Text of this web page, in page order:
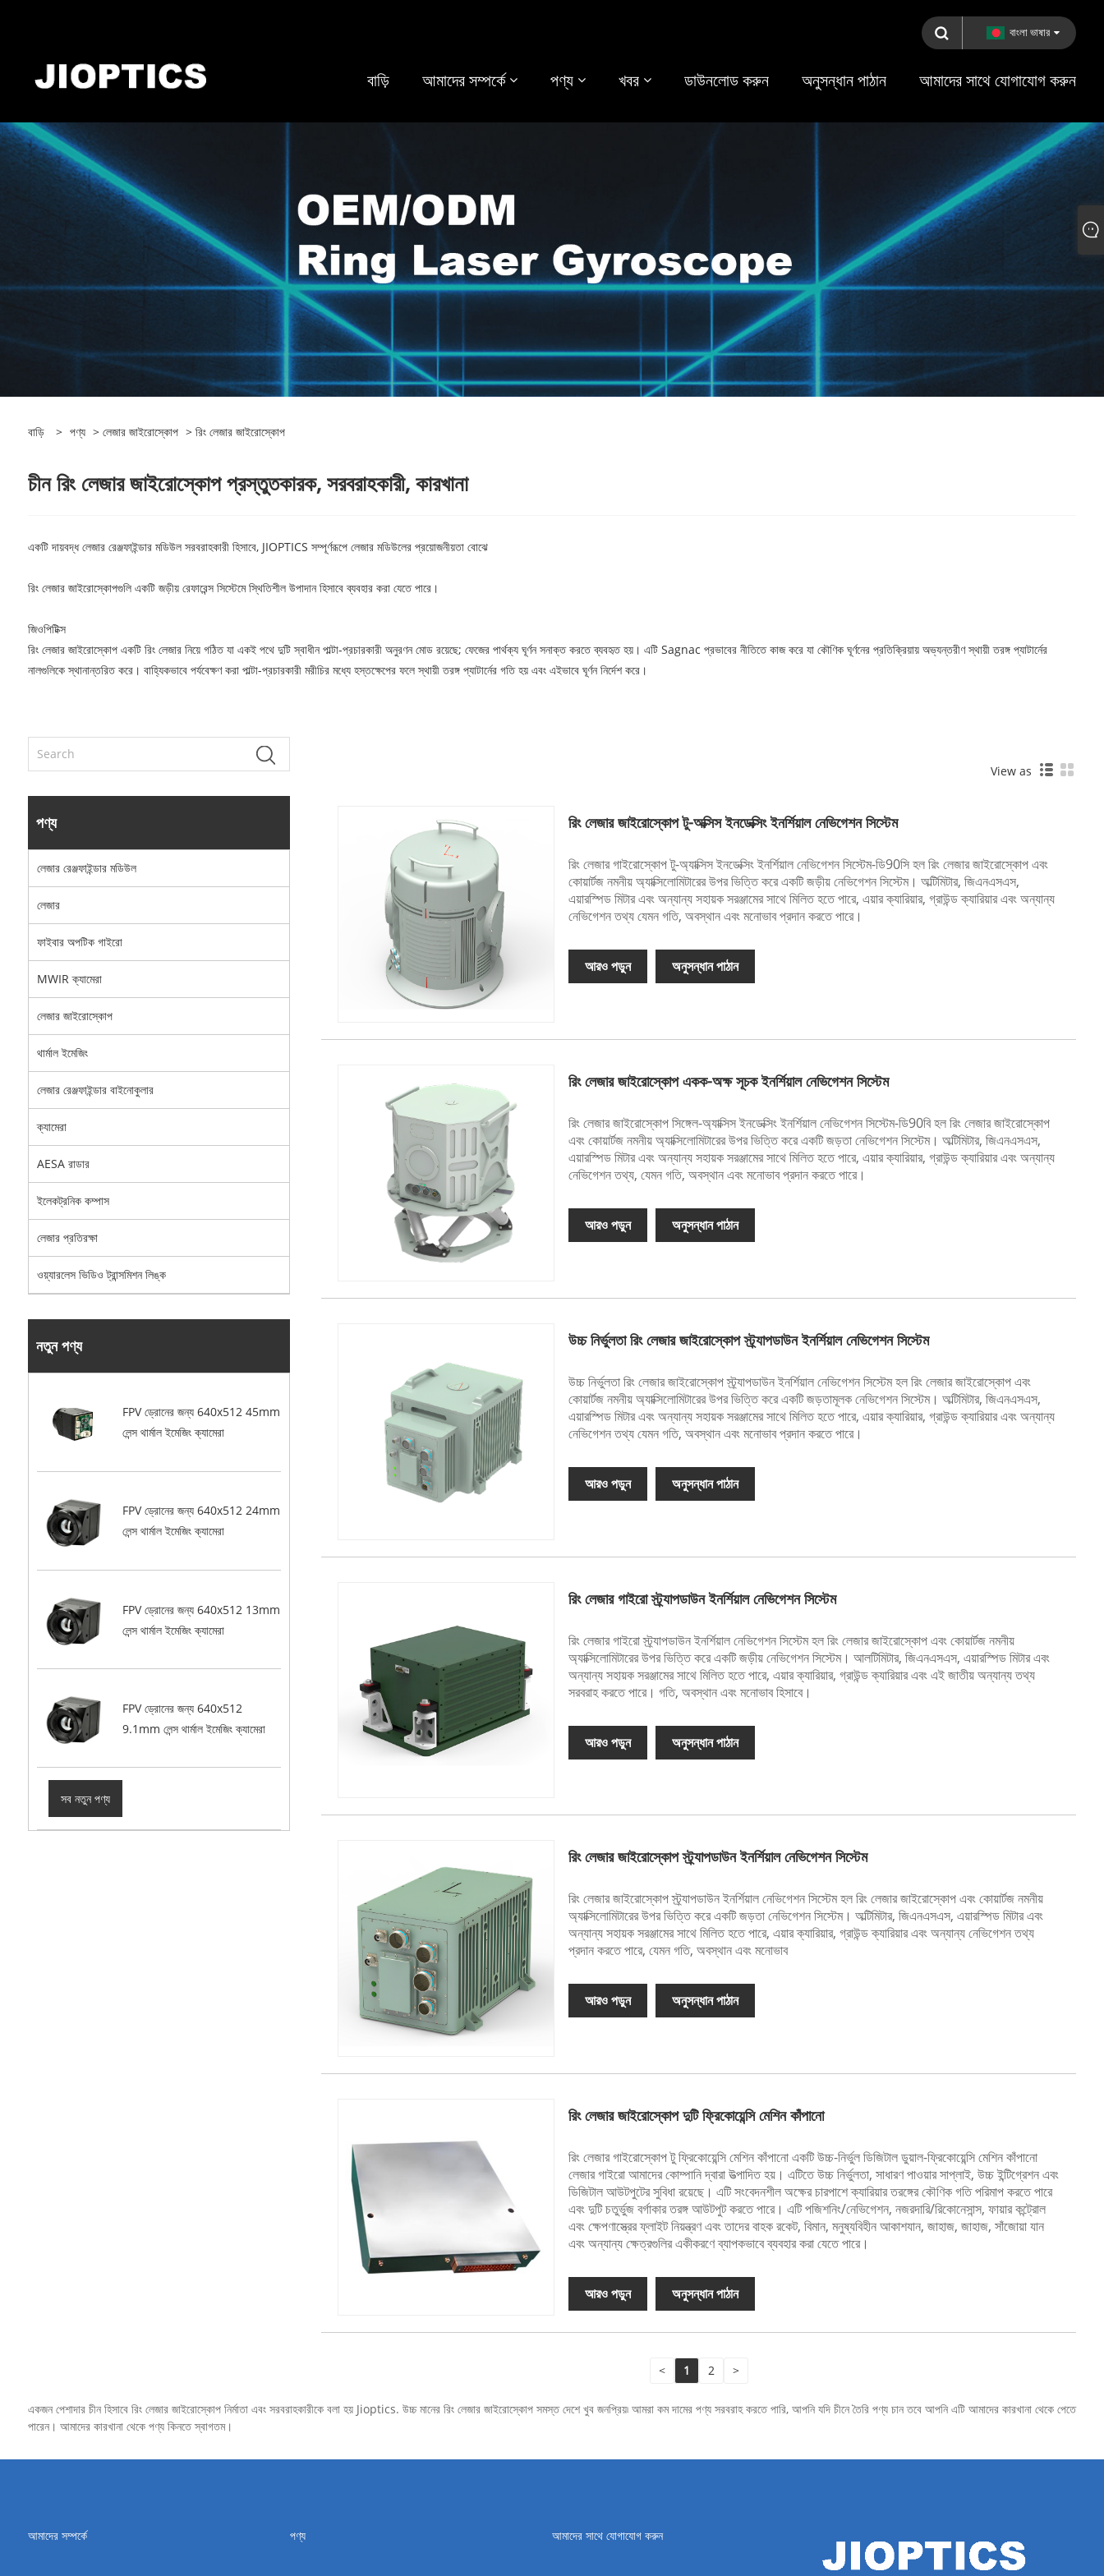
বাংলা ভাষার
বাড়ি আমাদের সম্পর্কে পণ্য খবর ডাউনলোড করুন অনুসন্ধান পাঠান আমাদের সাথে যোগাযোগ করুন
বাড়ি > পণ্য > লেজার জাইরোস্কোপ > রিং লেজার জাইরোস্কোপ
চীন রিং লেজার জাইরোস্কোপ প্রস্তুতকারক, সরবরাহকারী, কারখানা
একটি দায়বদ্ধ লেজার রেঞ্জফাইন্ডার মডিউল সরবরাহকারী হিসাবে, JIOPTICS সম্পূর্ণরূপে লেজার মডিউলের প্রয়োজনীয়তা বোঝে
রিং লেজার জাইরোস্কোপগুলি একটি জড়ীয় রেফারেন্স সিস্টেমে স্থিতিশীল উপাদান হিসাবে ব্যবহার করা যেতে পারে।
জিওপিটিক্স
রিং লেজার জাইরোস্কোপ একটি রিং লেজার নিয়ে গঠিত যা একই পথে দুটি স্বাধীন পাল্টা-প্রচারকারী অনুরণন মোড রয়েছে; ফেজের পার্থক্য ঘূর্ণন সনাক্ত করতে ব্যবহৃত হয়। এটি Sagnac প্রভাবের নীতিতে কাজ করে যা কৌণিক ঘূর্ণনের প্রতিক্রিয়ায় অভ্যন্তরীণ স্থায়ী তরঙ্গ প্যাটার্নের
নালগুলিকে স্থানান্তরিত করে। বাহ্যিকভাবে পর্যবেক্ষণ করা পাল্টা-প্রচারকারী মরীচির মধ্যে হস্তক্ষেপের ফলে স্থায়ী তরঙ্গ প্যাটার্নের গতি হয় এবং এইভাবে ঘূর্ণন নির্দেশ করে।
পণ্য
লেজার রেঞ্জফাইন্ডার মডিউল
লেজার
ফাইবার অপটিক গাইরো
MWIR ক্যামেরা
লেজার জাইরোস্কোপ
থার্মাল ইমেজিং
লেজার রেঞ্জফাইন্ডার বাইনোকুলার
ক্যামেরা
AESA রাডার
ইলেকট্রনিক কম্পাস
লেজার প্রতিরক্ষা
ওয়্যারলেস ভিডিও ট্রান্সমিশন লিঙ্ক
নতুন পণ্য
FPV ড্রোনের জন্য 640x512 45mm
লেন্স থার্মাল ইমেজিং ক্যামেরা
FPV ড্রোনের জন্য 640x512 24mm
লেন্স থার্মাল ইমেজিং ক্যামেরা
FPV ড্রোনের জন্য 640x512 13mm
লেন্স থার্মাল ইমেজিং ক্যামেরা
FPV ড্রোনের জন্য 640x512
9.1mm লেন্স থার্মাল ইমেজিং ক্যামেরা
সব নতুন পণ্য
View as
রিং লেজার জাইরোস্কোপ টু-অক্সিস ইনডেক্সিং ইনর্শিয়াল নেভিগেশন সিস্টেম
রিং লেজার গাইরোস্কোপ টু-অ্যাক্সিস ইনডেক্সিং ইনর্শিয়াল নেভিগেশন সিস্টেম-ডি90সি হল রিং লেজার জাইরোস্কোপ এবং
কোয়ার্টজ নমনীয় অ্যাক্সিলোমিটারের উপর ভিত্তি করে একটি জড়ীয় নেভিগেশন সিস্টেম। অল্টিমিটার, জিএনএসএস,
এয়ারস্পিড মিটার এবং অন্যান্য সহায়ক সরঞ্জামের সাথে মিলিত হতে পারে, এয়ার ক্যারিয়ার, গ্রাউন্ড ক্যারিয়ার এবং অন্যান্য
নেভিগেশন তথ্য যেমন গতি, অবস্থান এবং মনোভাব প্রদান করতে পারে।
আরও পড়ুন অনুসন্ধান পাঠান
রিং লেজার জাইরোস্কোপ একক-অক্ষ সূচক ইনর্শিয়াল নেভিগেশন সিস্টেম
রিং লেজার জাইরোস্কোপ সিঙ্গেল-অ্যাক্সিস ইনডেক্সিং ইনর্শিয়াল নেভিগেশন সিস্টেম-ডি90বি হল রিং লেজার জাইরোস্কোপ
এবং কোয়ার্টজ নমনীয় অ্যাক্সিলোমিটারের উপর ভিত্তি করে একটি জড়তা নেভিগেশন সিস্টেম। অল্টিমিটার, জিএনএসএস,
এয়ারস্পিড মিটার এবং অন্যান্য সহায়ক সরঞ্জামের সাথে মিলিত হতে পারে, এয়ার ক্যারিয়ার, গ্রাউন্ড ক্যারিয়ার এবং অন্যান্য
নেভিগেশন তথ্য, যেমন গতি, অবস্থান এবং মনোভাব প্রদান করতে পারে।
আরও পড়ুন অনুসন্ধান পাঠান
উচ্চ নির্ভুলতা রিং লেজার জাইরোস্কোপ স্ট্র্যাপডাউন ইনর্শিয়াল নেভিগেশন সিস্টেম
উচ্চ নির্ভুলতা রিং লেজার জাইরোস্কোপ স্ট্র্যাপডাউন ইনর্শিয়াল নেভিগেশন সিস্টেম হল রিং লেজার জাইরোস্কোপ এবং
কোয়ার্টজ নমনীয় অ্যাক্সিলোমিটারের উপর ভিত্তি করে একটি জড়তামূলক নেভিগেশন সিস্টেম। অল্টিমিটার, জিএনএসএস,
এয়ারস্পিড মিটার এবং অন্যান্য সহায়ক সরঞ্জামের সাথে মিলিত হতে পারে, এয়ার ক্যারিয়ার, গ্রাউন্ড ক্যারিয়ার এবং অন্যান্য
নেভিগেশন তথ্য যেমন গতি, অবস্থান এবং মনোভাব প্রদান করতে পারে।
আরও পড়ুন অনুসন্ধান পাঠান
রিং লেজার গাইরো স্ট্র্যাপডাউন ইনর্শিয়াল নেভিগেশন সিস্টেম
রিং লেজার গাইরো স্ট্র্যাপডাউন ইনর্শিয়াল নেভিগেশন সিস্টেম হল রিং লেজার জাইরোস্কোপ এবং কোয়ার্টজ নমনীয়
অ্যাক্সিলোমিটারের উপর ভিত্তি করে একটি জড়ীয় নেভিগেশন সিস্টেম। আলটিমিটার, জিএনএসএস, এয়ারস্পিড মিটার এবং
অন্যান্য সহায়ক সরঞ্জামের সাথে মিলিত হতে পারে, এয়ার ক্যারিয়ার, গ্রাউন্ড ক্যারিয়ার এবং এই জাতীয় অন্যান্য তথ্য
সরবরাহ করতে পারে। গতি, অবস্থান এবং মনোভাব হিসাবে।
আরও পড়ুন অনুসন্ধান পাঠান
রিং লেজার জাইরোস্কোপ স্ট্র্যাপডাউন ইনর্শিয়াল নেভিগেশন সিস্টেম
রিং লেজার জাইরোস্কোপ স্ট্র্যাপডাউন ইনর্শিয়াল নেভিগেশন সিস্টেম হল রিং লেজার জাইরোস্কোপ এবং কোয়ার্টজ নমনীয়
অ্যাক্সিলোমিটারের উপর ভিত্তি করে একটি জড়তা নেভিগেশন সিস্টেম। অল্টিমিটার, জিএনএসএস, এয়ারস্পিড মিটার এবং
অন্যান্য সহায়ক সরঞ্জামের সাথে মিলিত হতে পারে, এয়ার ক্যারিয়ার, গ্রাউন্ড ক্যারিয়ার এবং অন্যান্য নেভিগেশন তথ্য
প্রদান করতে পারে, যেমন গতি, অবস্থান এবং মনোভাব
আরও পড়ুন অনুসন্ধান পাঠান
রিং লেজার জাইরোস্কোপ দুটি ফ্রিকোয়েন্সি মেশিন কাঁপানো
রিং লেজার গাইরোস্কোপ টু ফ্রিকোয়েন্সি মেশিন কাঁপানো একটি উচ্চ-নির্ভুল ডিজিটাল ডুয়াল-ফ্রিকোয়েন্সি মেশিন কাঁপানো
লেজার গাইরো আমাদের কোম্পানি দ্বারা উত্পাদিত হয়। এটিতে উচ্চ নির্ভুলতা, সাধারণ পাওয়ার সাপ্লাই, উচ্চ ইন্টিগ্রেশন এবং
ডিজিটাল আউটপুটের সুবিধা রয়েছে। এটি সংবেদনশীল অক্ষের চারপাশে ক্যারিয়ার তরঙ্গের কৌণিক গতি পরিমাপ করতে পারে
এবং দুটি চতুর্ভুজ বর্গাকার তরঙ্গ আউটপুট করতে পারে। এটি পজিশনিং/নেভিগেশন, নজরদারি/রিকোনেসান্স, ফায়ার কন্ট্রোল
এবং ক্ষেপণাস্ত্রের ফ্লাইট নিয়ন্ত্রণ এবং তাদের বাহক রকেট, বিমান, মনুষ্যবিহীন আকাশযান, জাহাজ, জাহাজ, সাঁজোয়া যান
এবং অন্যান্য ক্ষেত্রগুলির একীকরণে ব্যাপকভাবে ব্যবহার করা যেতে পারে।
আরও পড়ুন অনুসন্ধান পাঠান
< 1 2 >
একজন পেশাদার চীন হিসাবে রিং লেজার জাইরোস্কোপ নির্মাতা এবং সরবরাহকারীকে বলা হয় Jioptics. উচ্চ মানের রিং লেজার জাইরোস্কোপ সমস্ত দেশে খুব জনপ্রিয়৷ আমরা কম দামের পণ্য সরবরাহ করতে পারি, আপনি যদি চীনে তৈরি পণ্য চান তবে আপনি এটি আমাদের কারখানা থেকে পেতে
পারেন। আমাদের কারখানা থেকে পণ্য কিনতে স্বাগতম।
আমাদের সম্পর্কে পণ্য আমাদের সাথে যোগাযোগ করুন